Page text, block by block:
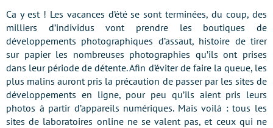
Ca y est ! Les vacances d’été se sont terminées, du coup, des
milliers d’individus vont prendre les boutiques de
développements photographiques d’assaut, histoire de tirer
sur papier les nombreuses photographies qu’ils ont prises
dans leur période de détente. Afin d’éviter de faire la queue, les
plus malins auront pris la précaution de passer par les sites de
développements en ligne, pour peu qu’ils aient pris leurs
photos à partir d’appareils numériques. Mais voilà : tous les
sites de laboratoires online ne se valent pas, et ceux qui ne